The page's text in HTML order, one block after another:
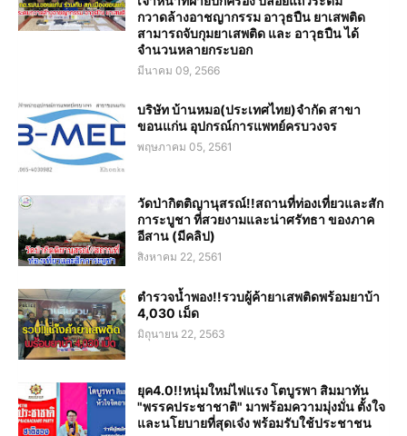
กวาดล้างอาชญากรรม อาวุธปืน ยาเสพติด
สามารถจับกุมยาเสพติด และ อาวุธปืน ได้
จำนวนหลายกระบอก
มีนาคม 09, 2566
บริษัท บ้านหมอ(ประเทศไทย)จำกัด สาขา
ขอนแก่น อุปกรณ์การแพทย์ครบวงจร
พฤษภาคม 05, 2561
วัดป่ากิตติญานุสรณ์!!สถานที่ท่องเที่ยวและสัก
การะบูชา ที่สวยงามและน่าศรัทธา ของภาค
อีสาน (มีคลิป)
สิงหาคม 22, 2561
ตำรวจน้ำพอง!!รวบผู้ค้ายาเสพติดพร้อมยาบ้า
4,030 เม็ด
มิถุนายน 22, 2563
ยุค4.0!!หนุ่มใหม่ไฟแรง โตบูรพา สิมมาทัน
"พรรคประชาชาติ" มาพร้อมความมุ่งมั่น ตั้งใจ
และนโยบายที่สุดเจ๋ง พร้อมรับใช้ประชาชน